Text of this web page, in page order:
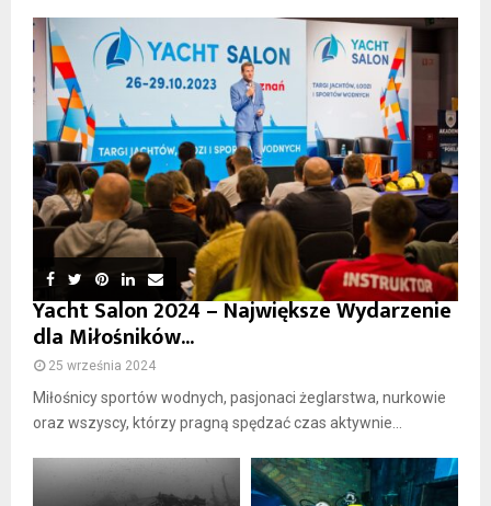
Yacht Salon 2024 – Największe Wydarzenie
dla Miłośników...
25 września 2024
Miłośnicy sportów wodnych, pasjonaci żeglarstwa, nurkowie
oraz wszyscy, którzy pragną spędzać czas aktywnie...